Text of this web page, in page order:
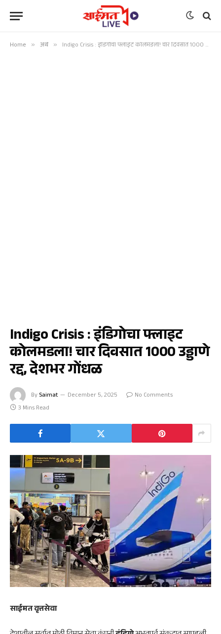
Home » अर्थ » Indigo Crisis : इंडिगोचा फ्लाइट कोलमडला! चार दिवसात 1000 उड्डाणे रद्द, देशभर गोंधळ
Indigo Crisis : इंडिगोचा फ्लाइट
कोलमडला! चार दिवसात 1000 उड्डाणे
रद्द, देशभर गोंधळ
By Saimat December 5, 2025
No Comments
3 Mins Read
साईमत वृत्तसेवा